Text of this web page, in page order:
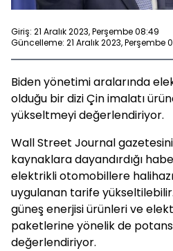
Giriş: 21 Aralık 2023, Perşembe 08:49
Güncelleme: 21 Aralık 2023, Perşembe
Biden yönetimi aralarında
olduğu bir dizi Çin imalatı
yükseltmeyi değerlendiriyor.
Wall Street Journal
kaynaklara dayandırdığı
elektrikli otomobillere
uygulanan tarife yükseltilebilir.
güneş enerjisi ürünleri ve
paketlerine yönelik de
değerlendiriyor.